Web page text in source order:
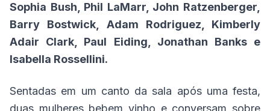
Sophia Bush, Phil LaMarr, John Ratzenberger,
Barry Bostwick, Adam Rodriguez, Kimberly
Adair Clark, Paul Eiding, Jonathan Banks e
Isabella Rossellini.
Sentadas em um canto da sala após uma festa,